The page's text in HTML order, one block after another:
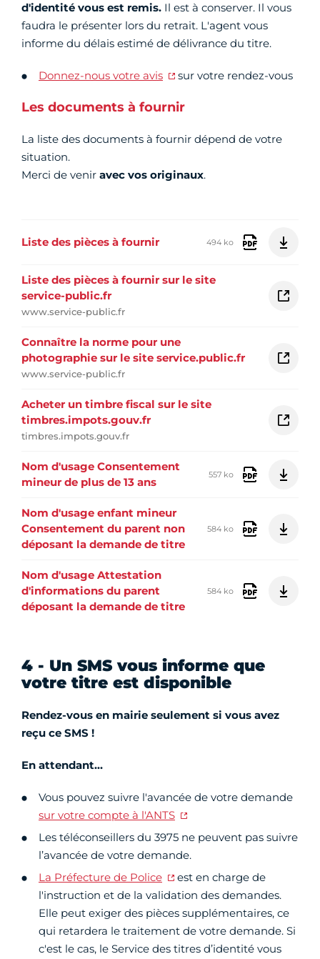
d'identité vous est remis. Il est à conserver. Il vous
faudra le présenter lors du retrait. L'agent vous
informe du délais estimé de délivrance du titre.
Donnez-nous votre avis sur votre rendez-vous
Les documents à fournir
La liste des documents à fournir dépend de votre
situation.
Merci de venir avec vos originaux.
Liste des pièces à fournir 494 ko
Liste des pièces à fournir sur le site
service-public.fr
www.service-public.fr
Connaître la norme pour une
photographie sur le site service.public.fr
www.service-public.fr
Acheter un timbre fiscal sur le site
timbres.impots.gouv.fr
timbres.impots.gouv.fr
Nom d'usage Consentement
mineur de plus de 13 ans
557 ko
Nom d'usage enfant mineur
Consentement du parent non
déposant la demande de titre
584 ko
Nom d'usage Attestation
d'informations du parent
déposant la demande de titre
584 ko
4 - Un SMS vous informe que
votre titre est disponible
Rendez-vous en mairie seulement si vous avez
reçu ce SMS !
En attendant…
Vous pouvez suivre l'avancée de votre demande
sur votre compte à l'ANTS
Les téléconseillers du 3975 ne peuvent pas suivre
l’avancée de votre demande.
La Préfecture de Police
est en charge de
l'instruction et de la validation des demandes.
Elle peut exiger des pièces supplémentaires, ce
qui retardera le traitement de votre demande. Si
c'est le cas, le Service des titres d’identité vous